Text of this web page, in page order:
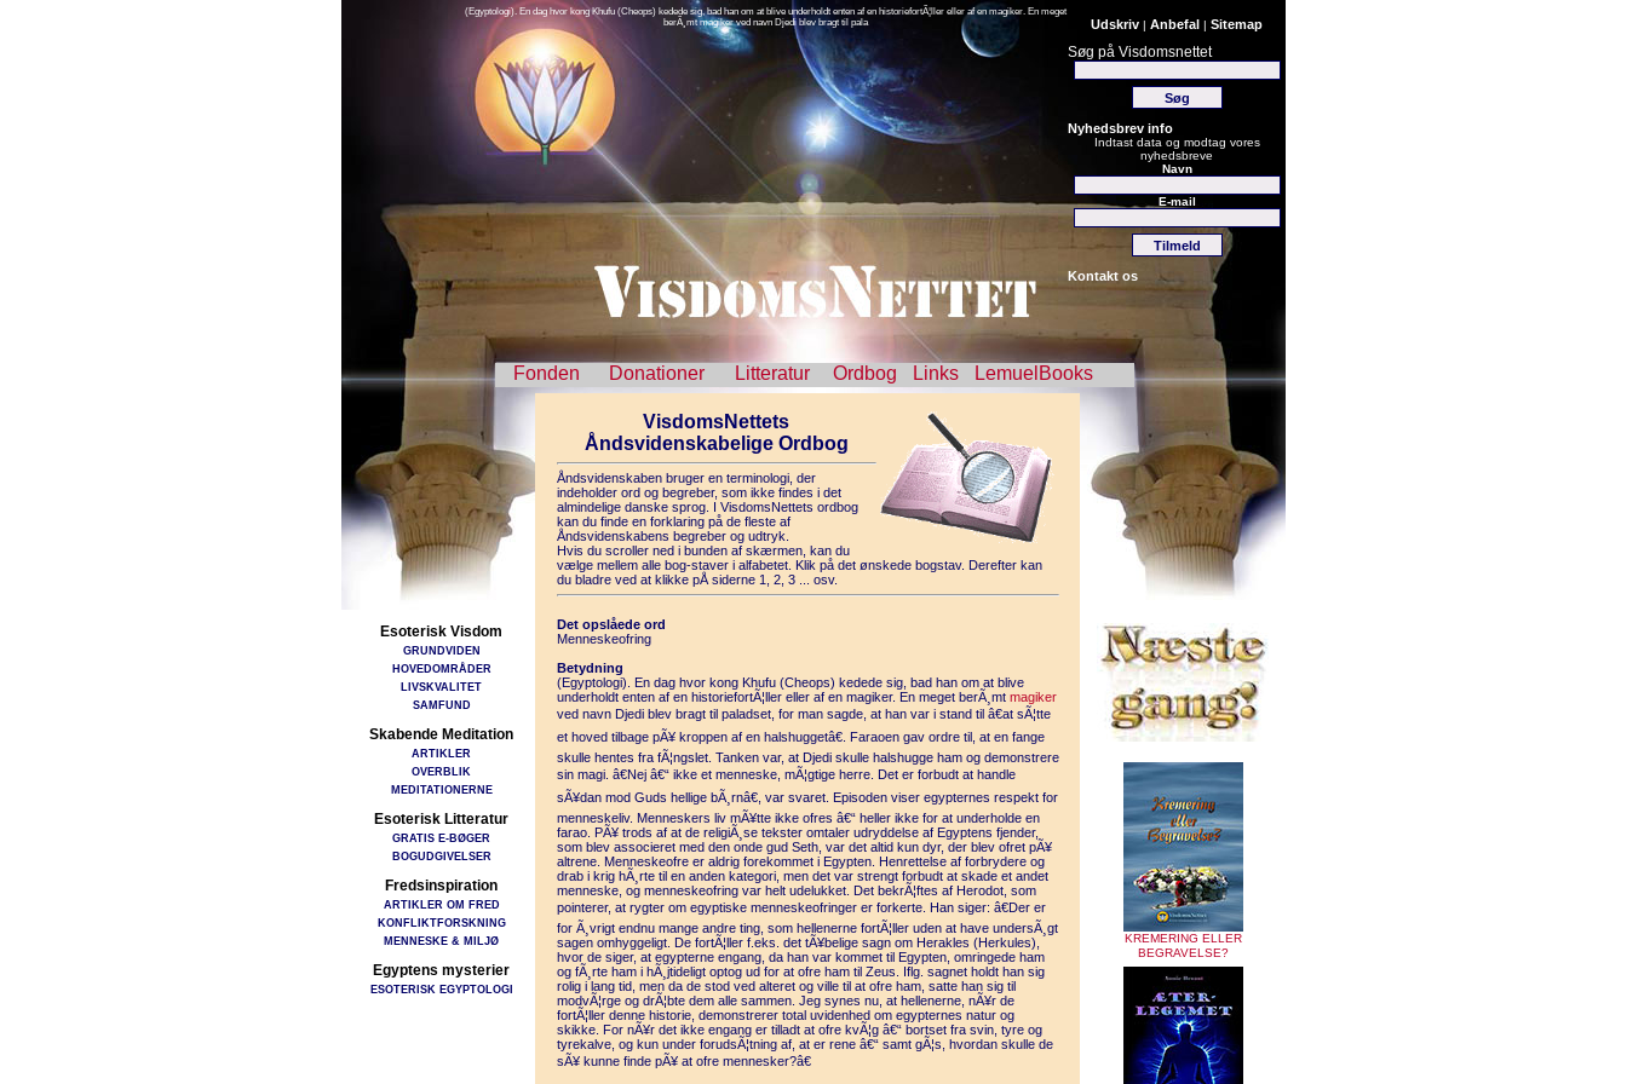
Udskriv | Anbefal | Sitemap
Søg på Visdomsnettet
Nyhedsbrev info
Indtast data og modtag vores
nyhedsbreve
Navn
E-mail
Kontakt os
(Egyptologi). En dag hvor kong Khufu (Cheops) kedede sig, bad han om at blive underholdt enten af en historiefortÃ¦ller eller af en magiker. En meget
berÃ¸mt magiker ved navn Djedi blev bragt til pala
Fonden Donationer Litteratur Ordbog Links LemuelBooks
Esoterisk Visdom
GRUNDVIDEN
HOVEDOMRÅDER
LIVSKVALITET
SAMFUND
Skabende Meditation
ARTIKLER
OVERBLIK
MEDITATIONERNE
Esoterisk Litteratur
GRATIS E-BØGER
BOGUDGIVELSER
Fredsinspiration
ARTIKLER OM FRED
KONFLIKTFORSKNING
MENNESKE & MILJØ
Egyptens mysterier
ESOTERISK EGYPTOLOGI
VisdomsNettets
Åndsvidenskabelige Ordbog
Åndsvidenskaben bruger en terminologi, der
indeholder ord og begreber, som ikke findes i det
almindelige danske sprog. I VisdomsNettets ordbog
kan du finde en forklaring på de fleste af
Åndsvidenskabens begreber og udtryk.
Hvis du scroller ned i bunden af skærmen, kan du
vælge mellem alle bog-staver i alfabetet. Klik på det ønskede bogstav. Derefter kan
du bladre ved at klikke pÅ siderne 1, 2, 3 ... osv.
Det opslåede ord
Menneskeofring
Betydning
(Egyptologi). En dag hvor kong Khufu (Cheops) kedede sig, bad han om at blive
underholdt enten af en historiefortÃ¦ller eller af en magiker. En meget berÃ¸mt magiker
ved navn Djedi blev bragt til paladset, for man sagde, at han var i stand til â€at sÃ¦tte
et hoved tilbage pÃ¥ kroppen af en halshuggetâ€. Faraoen gav ordre til, at en fange
skulle hentes fra fÃ¦ngslet. Tanken var, at Djedi skulle halshugge ham og demonstrere
sin magi. â€Nej â€“ ikke et menneske, mÃ¦gtige herre. Det er forbudt at handle
sÃ¥dan mod Guds hellige bÃ¸rnâ€, var svaret. Episoden viser egypternes respekt for
menneskeliv. Menneskers liv mÃ¥tte ikke ofres â€“ heller ikke for at underholde en
farao. PÃ¥ trods af at de religiÃ¸se tekster omtaler udryddelse af Egyptens fjender,
som blev associeret med den onde gud Seth, var det altid kun dyr, der blev ofret pÃ¥
altrene. Menneskeofre er aldrig forekommet i Egypten. Henrettelse af forbrydere og
drab i krig hÃ¸rte til en anden kategori, men det var strengt forbudt at skade et andet
menneske, og menneskeofring var helt udelukket. Det bekrÃ¦ftes af Herodot, som
pointerer, at rygter om egyptiske menneskeofringer er forkerte. Han siger: â€Der er
for Ã¸vrigt endnu mange andre ting, som hellenerne fortÃ¦ller uden at have undersÃ¸gt
sagen omhyggeligt. De fortÃ¦ller f.eks. det tÃ¥belige sagn om Herakles (Herkules),
hvor de siger, at egypterne engang, da han var kommet til Egypten, omringede ham
og fÃ¸rte ham i hÃ¸jtideligt optog ud for at ofre ham til Zeus. Iflg. sagnet holdt han sig
rolig i lang tid, men da de stod ved alteret og ville til at ofre ham, satte han sig til
modvÃ¦rge og drÃ¦bte dem alle sammen. Jeg synes nu, at hellenerne, nÃ¥r de
fortÃ¦ller denne historie, demonstrerer total uvidenhed om egypternes natur og
skikke. For nÃ¥r det ikke engang er tilladt at ofre kvÃ¦g â€“ bortset fra svin, tyre og
tyrekalve, og kun under forudsÃ¦tning af, at er rene â€“ samt gÃ¦s, hvordan skulle de
sÃ¥ kunne finde pÃ¥ at ofre mennesker?â€
KREMERING ELLER
BEGRAVELSE?